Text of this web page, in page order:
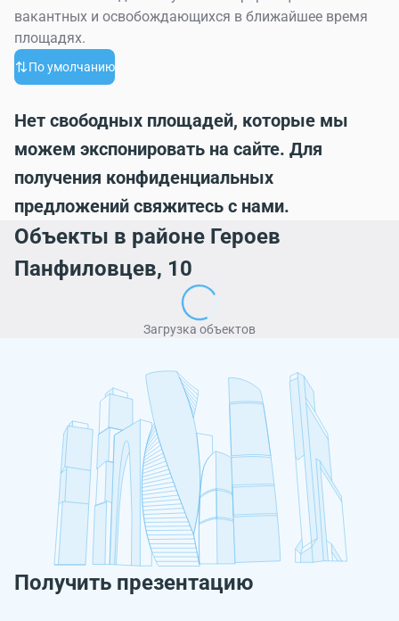
вакантных и освобождающихся в ближайшее время
площадях.
По умолчанию
Нет свободных площадей, которые мы
можем экспонировать на сайте. Для
получения конфиденциальных
предложений свяжитесь с нами.
Объекты в районе Героев
Панфиловцев, 10
Загрузка объектов
Получить презентацию